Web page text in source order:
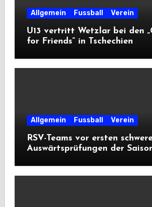
Allgemein Fussball Verein
U13 vertritt Wetzlar bei den
for Friends“ in Tschechien
Allgemein Fussball Verein
RSV-Teams vor ersten
Auswärtsprüfungen der